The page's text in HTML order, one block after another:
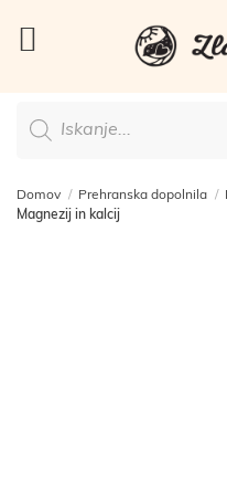
search
Domov / Prehranska dopolnila /
Magnezij in kalcij